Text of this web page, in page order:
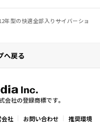
型の快適全部入り――サイバーショ
へ戻る
社の登録商標です。
会社 お問い合わせ 推奨環境